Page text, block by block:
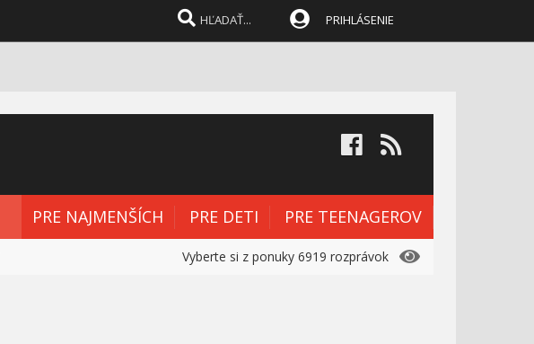
PRIHLÁSENIE
PRE NAJMENŠÍCH PRE DETI PRE TEENAGEROV
Vyberte si z ponuky 6919 rozprávok